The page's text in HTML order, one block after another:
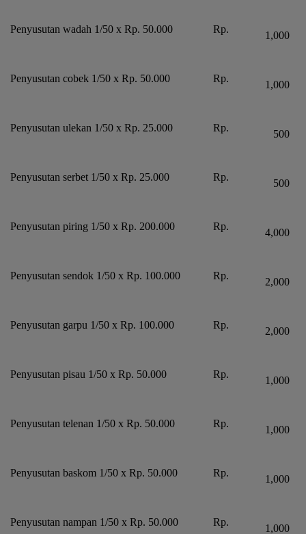
Penyusutan wadah 1/50 x Rp. 50.000 Rp.
1,000
Penyusutan cobek 1/50 x Rp. 50.000 Rp.
1,000
Penyusutan ulekan 1/50 x Rp. 25.000 Rp.
500
Penyusutan serbet 1/50 x Rp. 25.000 Rp.
500
Penyusutan piring 1/50 x Rp. 200.000 Rp.
4,000
Penyusutan sendok 1/50 x Rp. 100.000 Rp.
2,000
Penyusutan garpu 1/50 x Rp. 100.000 Rp.
2,000
Penyusutan pisau 1/50 x Rp. 50.000 Rp.
1,000
Penyusutan telenan 1/50 x Rp. 50.000 Rp.
1,000
Penyusutan baskom 1/50 x Rp. 50.000 Rp.
1,000
Penyusutan nampan 1/50 x Rp. 50.000 Rp.
1,000